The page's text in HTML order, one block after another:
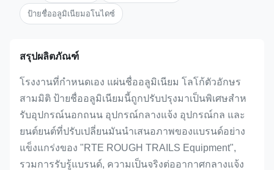
ป้ายชื่ออลูมิเนียมอโนไดซ์
สรุปผลิตภัณฑ์
โรงงานที่กําหนดเอง แผ่นชื่ออลูมิเนียม โลโก้ตัวอักษร
สามมิติ ป้ายชื่ออลูมิเนียมนี้ถูกปรับปรุงมาเป็นพิเศษสําห
รับอุปกรณ์นอกถนน อุปกรณ์กลางแจ้ง อุปกรณ์กล และ
ยนต์ยนต์ที่ปรับเปลี่ยนมันนําเสนอภาพของแบรนด์อย่าง
แข็งแกร่งของ "RTE ROUGH TRAILS Equipment",
รวมการรับรู้แบรนด์, ความเป็นจริงต่ออากาศกลางแจ้ง